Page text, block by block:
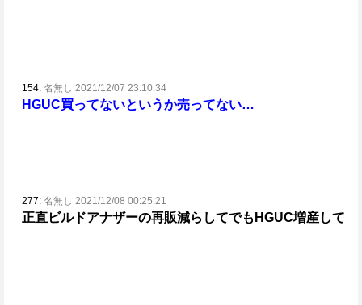
154: 名無し 2021/12/07 23:10:34
HGUC買ってないというか売ってない…
277: 名無し 2021/12/08 00:25:21
正直ビルドアナザーの再販減らしてでもHGUC増産して